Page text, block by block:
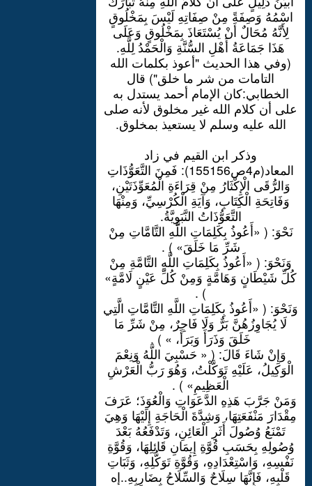
اسْمُهُ وَصِفَةً مِنْ صِفَاتِهِ لَيْسَ بِمَخْلُوقٍ
لِأَنَّهُ مُحَالٌ أَنْ يُسْتَعَاذَ بِمَخْلُوقٍ وَعَلَى
هَذَا جَمَاعَةُ أَهْلِ السُّنَّةِ وَالْحَمْدُ لِلَّهِ.
(وفي هذا الحديث "أعوذ بكلمات الله
التامات من شر ما خلق") قال
الخطابي:كان الإمام أحمد يستدل به
على أن كلام الله غير مخلوق لأنه صلى
الله عليه وسلم لا يستعيذ بمخلوق.
وذكر ابن القيم في زاد
المعاد(م4ص155156): فَمِنَ التَّعَوُّذَاتِ
وَالرُّقَى الْإِكْثَارُ مِنْ قِرَاءَةِ الْمُعَوِّذَتَيْنِ،
وَفَاتِحَةِ الْكِتَابِ، وَآيَةِ الْكُرْسِيِّ، وَمِنْهَا
التَّعَوُّذَاتُ النَّبَوِيَّةُ.
نَحْوَ: ( «أَعُوذُ بِكَلِمَاتِ اللَّهِ التَّامَّاتِ مِنْ
شَرِّ مَا خَلَقَ» ) .
وَنَحْوَ: ( «أَعُوذُ بِكَلِمَاتِ اللَّهِ التَّامَّةِ مِنْ
كُلِّ شَيْطَانٍ وَهَامَّةٍ وَمِنْ كُلِّ عَيْنٍ لَامَّةٍ»
) .
وَنَحْوَ: ( «أَعُوذُ بِكَلِمَاتِ اللَّهِ التَّامَّاتِ الَّتِي
لَا يُجَاوِزُهُنَّ بَرٌّ وَلَا فَاجِرٌ، مِنْ شَرِّ مَا
خَلَقَ وَذَرَأَ وَبَرَأَ، » ) .
وَإِنْ شَاءَ قَالَ: ( « حَسْبِيَ اللَّهُ وَنِعْمَ
الْوَكِيلُ، عَلَيْهِ تَوَكَّلْتُ، وَهُوَ رَبُّ الْعَرْشِ
الْعَظِيمِ» ) .
وَمَنْ جَرَّبَ هَذِهِ الدَّعَوَاتِ وَالْعُوَذَ؛ عَرَفَ
مِقْدَارَ مَنْفَعَتِهَا، وَشِدَّةَ الْحَاجَةِ إِلَيْهَا وَهِيَ
تَمْنَعُ وُصُولَ أَثَرِ الْعَائِنِ، وَتَدْفَعُهُ بَعْدَ
وُصُولِهِ بِحَسَبِ قُوَّةِ إِيمَانِ قَائِلِهَا، وَقُوَّةِ
نَفْسِهِ، وَاسْتِعْدَادِهِ، وَقُوَّةِ تَوَكُّلِهِ، وَثَبَاتِ
قَلْبِهِ، فَإِنَّهَا سِلَاحٌ وَالسِّلَاحُ بِضَارِبِهِ..إه